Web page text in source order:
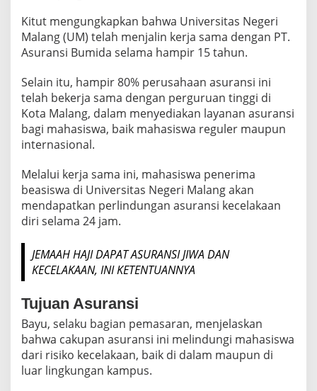
S
N
E
G
R
I
M
A
L
Kitut mengungkapkan bahwa Universitas Negeri
Malang (UM) telah menjalin kerja sama dengan PT.
Asuransi Bumida selama hampir 15 tahun.
Selain itu, hampir 80% perusahaan asuransi ini
telah bekerja sama dengan perguruan tinggi di
Kota Malang, dalam menyediakan layanan asuransi
bagi mahasiswa, baik mahasiswa reguler maupun
internasional.
Melalui kerja sama ini, mahasiswa penerima
beasiswa di Universitas Negeri Malang akan
mendapatkan perlindungan asuransi kecelakaan
diri selama 24 jam.
JEMAAH HAJI DAPAT ASURANSI JIWA DAN
KECELAKAAN, INI KETENTUANNYA
Tujuan Asuransi
Bayu, selaku bagian pemasaran, menjelaskan
bahwa cakupan asuransi ini melindungi mahasiswa
dari risiko kecelakaan, baik di dalam maupun di
luar lingkungan kampus.